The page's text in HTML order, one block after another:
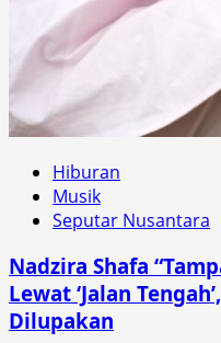
Hiburan
Musik
Seputar Nusantara
Nadzira Shafa
Lewat ‘Jalan
Dilupakan